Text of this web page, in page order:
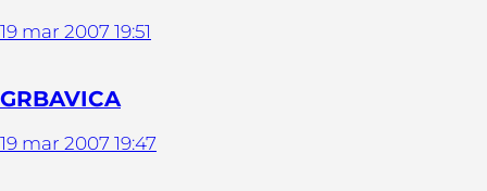
19 mar 2007 19:51
GRBAVICA
19 mar 2007 19:47